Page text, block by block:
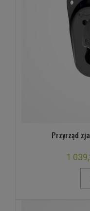
Przyrząd
1